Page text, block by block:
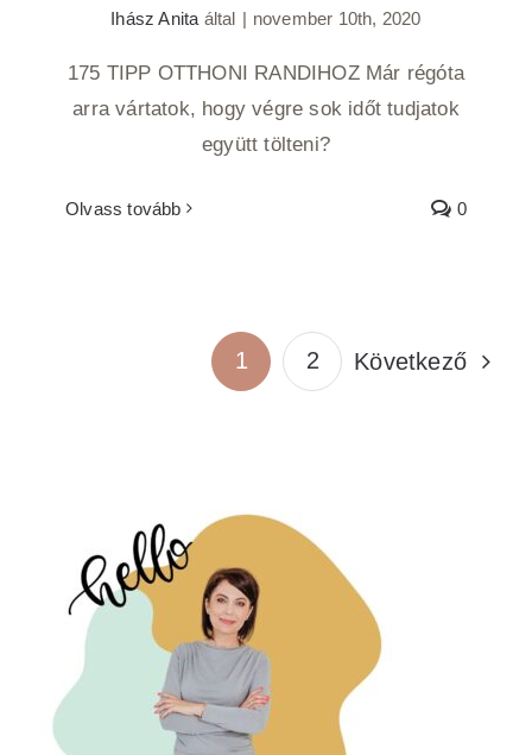
Ihász Anita által | november 10th, 2020
175 TIPP OTTHONI RANDIHOZ Már régóta
arra vártatok, hogy végre sok időt tudjatok
együtt tölteni?
Olvass tovább 0
1 2 Következő